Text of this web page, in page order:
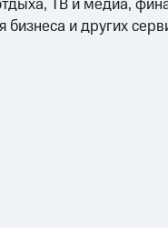
ТВ и медиа,
бизнеса и других